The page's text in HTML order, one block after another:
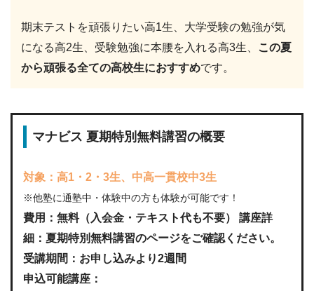
期末テストを頑張りたい高1生、大学受験の勉強が気
になる高2生、受験勉強に本腰を入れる高3生、
この夏
から頑張る全ての高校生におすすめです。
マナビス 夏期特別無料講習の概要
対象：高1・2・3生、中高一貫校中3生
※他塾に通塾中・体験中の方も体験が可能です！
費用：無料（入会金・テキスト代も不要） 講座詳
細：夏期特別無料講習のページをご確認ください。
受講期間：お申し込みより2週間
申込可能講座：